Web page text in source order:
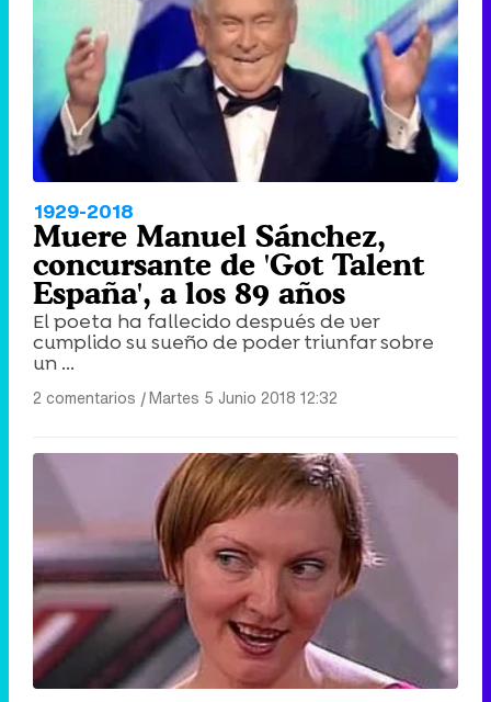
Tráiler de '33 días', la nueva serie de Atresplayer con Julián Villagrán y José Manuel Poga
Canción ganadora de Eurovisión 2026: DARA con "Bangaranga" por Bulgaria
1929-2018
Muere Manuel Sánchez,
concursante de 'Got Talent
España', a los 89 años
El poeta ha fallecido después de ver
cumplido su sueño de poder triunfar sobre
un ...
2 comentarios |Martes 5 Junio 2018 12:32